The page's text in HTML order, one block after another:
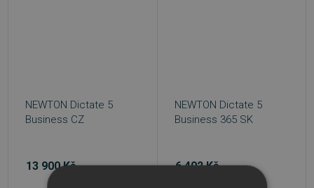
NEWTON Dictate 5
Business CZ
13 900 Kč
NEWTON Dictate 5
Business 365 SK
6 402 Kč